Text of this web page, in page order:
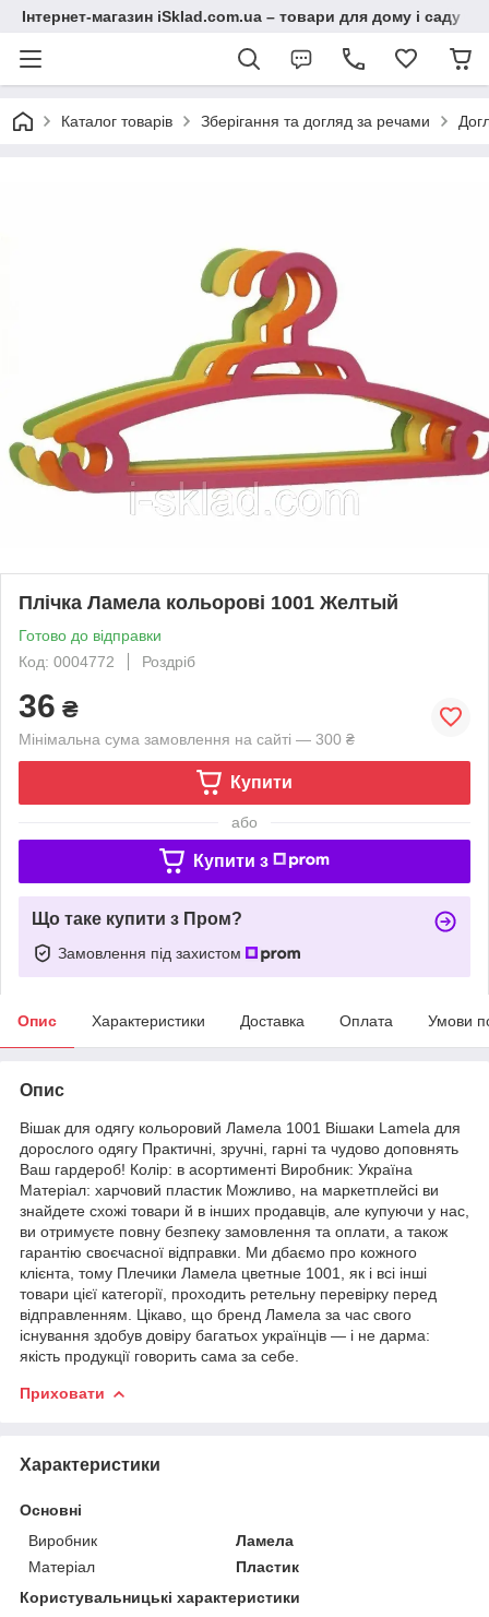
Інтернет-магазин iSklad.com.ua – товари для дому і саду
Каталог товарів Зберігання та догляд за речами
Плічка Ламела кольорові 1001 Желтый
Готово до відправки
Код: 0004772
Роздріб
36 ₴
Мінімальна сума замовлення на сайті — 300 ₴
Купити
або
Купити з
Що таке купити з Пром?
Замовлення під захистом
Опис Характеристики Доставка Оплата Умови
Опис
Вішак для одягу кольоровий Ламела 1001 Вішаки Lamela для
дорослого одягу Практичні, зручні, гарні та чудово доповнять
Ваш гардероб! Колір: в асортименті Виробник: Україна
Матеріал: харчовий пластик Можливо, на маркетплейсі ви
знайдете схожі товари й в інших продавців, але купуючи у нас,
ви отримуєте повну безпеку замовлення та оплати, а також
гарантію своєчасної відправки. Ми дбаємо про кожного
клієнта, тому Плечики Ламела цветные 1001, як і всі інші
товари цієї категорії, проходить ретельну перевірку перед
відправленням. Цікаво, що бренд Ламела за час свого
існування здобув довіру багатьох українців — і не дарма:
якість продукції говорить сама за себе.
Приховати
Характеристики
Основні
Виробник
Ламела
Матеріал
Пластик
Користувальницькі характеристики